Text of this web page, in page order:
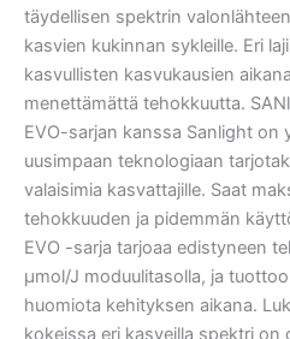
täydellisen spektrin
kasvien kukinnan sykleille. Eri
kasvullisten kasvukausien
menettämättä tehokkuutta.
EVO-sarjan kanssa Sanlight on
uusimpaan teknologiaan
valaisimia kasvattajille. Saat
tehokkuuden ja pidemmän
EVO -sarja tarjoaa edistyneen
μmol/J moduulitasolla, ja
huomiota kehityksen aikana.
kokeissa eri kasveilla spektri on